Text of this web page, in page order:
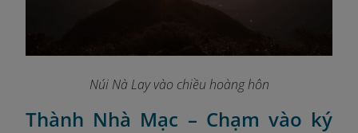
Núi Nà Lay vào chiều hoàng hôn
Thành Nhà Mạc – Chạm vào ký